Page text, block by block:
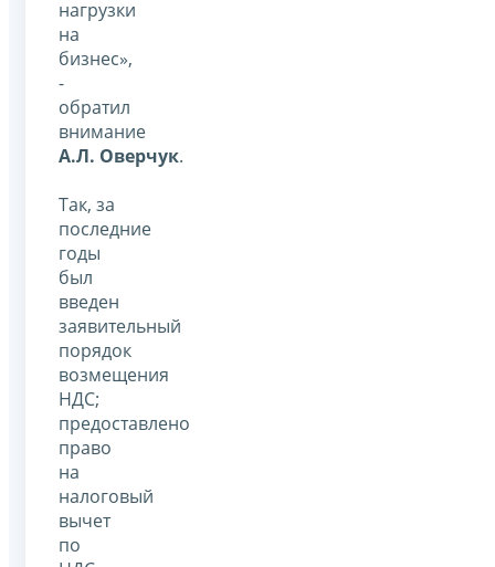
нагрузки
на
бизнес»,
-
обратил
внимание
А.Л. Оверчук.
Так, за
последние
годы
был
введен
заявительный
порядок
возмещения
НДС;
предоставлено
право
на
налоговый
вычет
по